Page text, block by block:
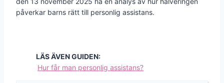
påverkar barns rätt till personlig assistans.
LÄS ÄVEN GUIDEN:
Hur får man personlig assistans?